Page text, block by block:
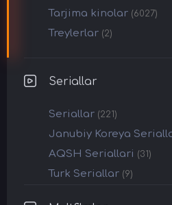
Tarjima kinolar (6027)
Treylerlar (2)
Seriallar
Seriallar (221)
Janubiy Koreya
AQSH Seriallari (31)
Turk Seriallar (9)